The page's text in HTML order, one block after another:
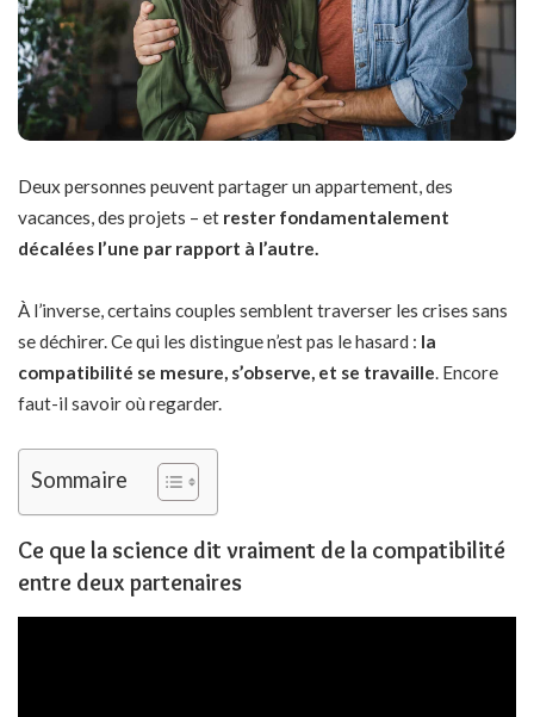
Deux personnes peuvent partager un appartement, des
vacances, des projets – et rester fondamentalement
décalées l’une par rapport à l’autre.
À l’inverse, certains couples semblent traverser les crises sans
se déchirer. Ce qui les distingue n’est pas le hasard : la
compatibilité se mesure, s’observe, et se travaille. Encore
faut-il savoir où regarder.
Sommaire
Ce que la science dit vraiment de la compatibilité
entre deux partenaires